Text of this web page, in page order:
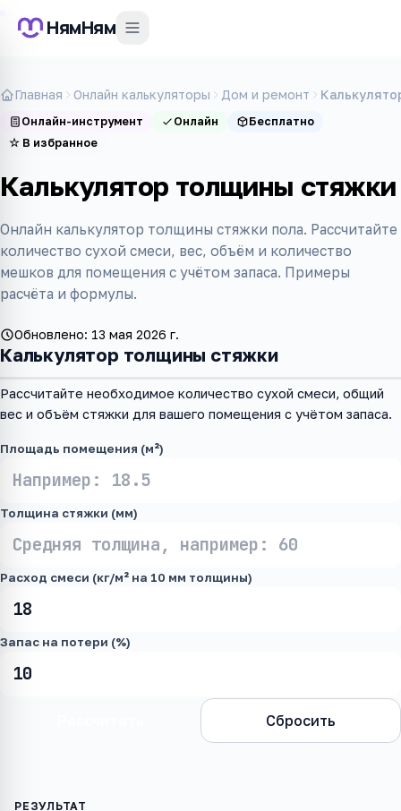
НямНям
Главная Онлайн калькуляторы Дом и ремонт
Онлайн-инструмент Онлайн
Бесплатно
☆ В избранное
Калькулятор толщины стяжки
Онлайн калькулятор толщины стяжки пола. Рассчитайте
количество сухой смеси, вес, объём и количество
мешков для помещения с учётом запаса. Примеры
расчёта и формулы.
Обновлено: 13 мая 2026 г.
Калькулятор толщины стяжки
Рассчитайте необходимое количество сухой смеси, общий
вес и объём стяжки для вашего помещения с учётом запаса.
Площадь помещения (м²)
Толщина стяжки (мм)
Расход смеси (кг/м² на 10 мм толщины)
Запас на потери (%)
Сбросить